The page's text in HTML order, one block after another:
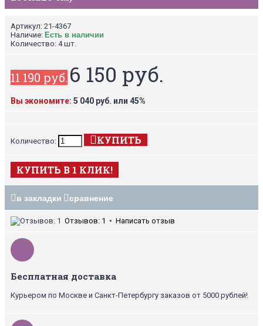
Артикул: 21-4367
Наличие: Есть в наличии
Количество: 4 шт.
11 190 руб. 6 150 руб.
Вы экономите: 5 040 руб. или 45%
Количество: КУПИТЬ
КУПИТЬ В 1 КЛИК!
в закладки сравнение
Отзывов: 1 • Написать отзыв
Бесплатная доставка
Курьером по Москве и Санкт-Петербургу заказов от 5000 рублей!